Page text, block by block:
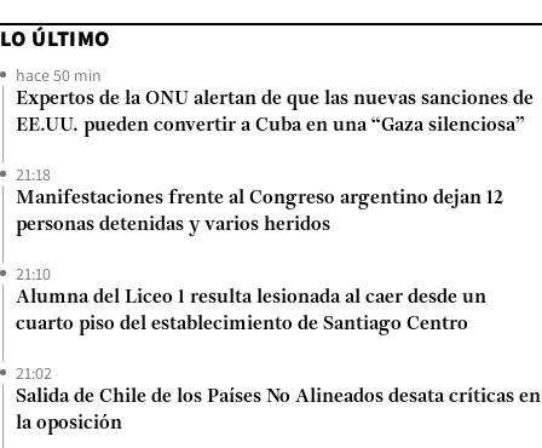
LO ÚLTIMO
hace 50 min
Expertos de la ONU alertan de que las nuevas sanciones de
EE.UU. pueden convertir a Cuba en una “Gaza silenciosa”
21:18
Manifestaciones frente al Congreso argentino dejan 12
personas detenidas y varios heridos
21:10
Alumna del Liceo 1 resulta lesionada al caer desde un
cuarto piso del establecimiento de Santiago Centro
21:02
Salida de Chile de los Países No Alineados desata críticas en
la oposición